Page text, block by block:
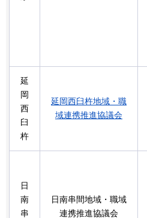
延
岡
西
臼
杵
延岡西臼杵地域・職
域連携推進協議会
日
南
串
日南串間地域・職域
連携推進協議会